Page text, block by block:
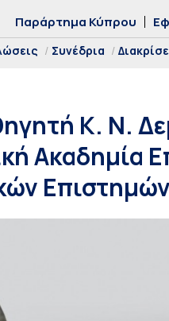
Παράρτημα Κύπρου
Συνέδρια
Κ. Ν.
Ακαδημία
Επιστημών